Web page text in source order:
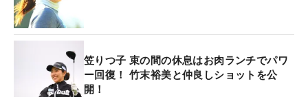
笠りつ子 束の間の休息はお肉ランチでパワ
ー回復！ 竹末裕美と仲良しショットを公
開！